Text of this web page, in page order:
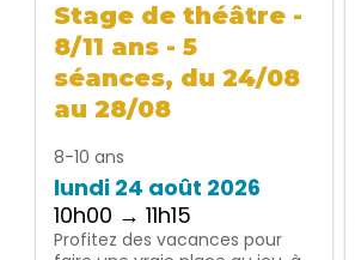
Stage de théâtre -
8/11 ans - 5
séances, du 24/08
au 28/08
8-10 ans
lundi 24 août 2026
10h00 → 11h15
Profitez des vacances pour